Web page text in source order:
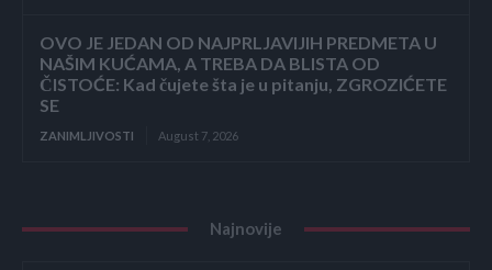
OVO JE JEDAN OD NAJPRLJAVIJIH PREDMETA U
NAŠIM KUĆAMA, A TREBA DA BLISTA OD
ČISTOĆE: Kad čujete šta je u pitanju, ZGROZIĆETE
SE
ZANIMLJIVOSTI August 7, 2026
Najnovije